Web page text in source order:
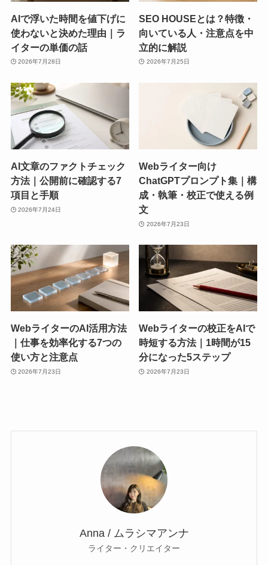
AIで浮いた時間を値下げに
使わないと決めた理由｜ラ
イターの単価の話
2026年7月28日
SEO HOUSEとは？特徴・
向いている人・注意点を中
立的に解説
2026年7月25日
AI文章のファクトチェック
方法｜公開前に確認する7
項目と手順
2026年7月24日
Webライター向け
ChatGPTプロンプト集｜構
成・執筆・校正で使える例
文
2026年7月23日
WebライターのAI活用方法
｜仕事を効率化する7つの
使い方と注意点
2026年7月23日
Webライターの校正をAIで
時短する方法｜1時間が15
分になった5ステップ
2026年7月23日
Anna / ムラシマアンナ
ライター・クリエイター